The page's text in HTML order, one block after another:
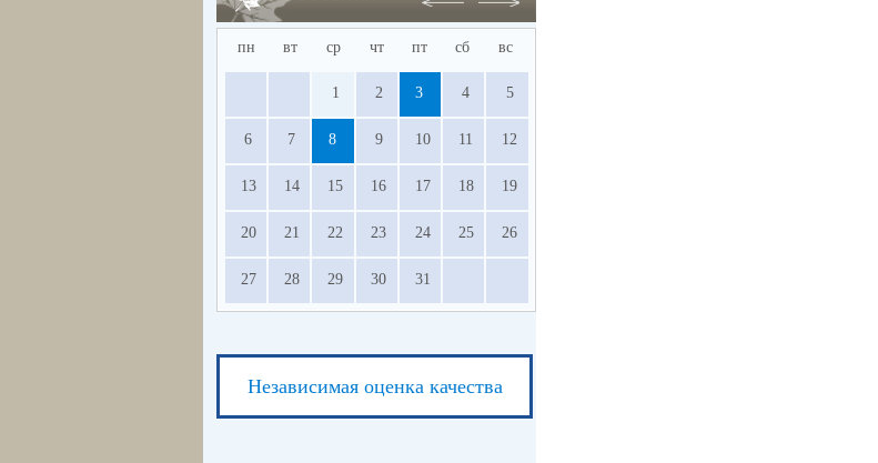
пн вт ср чт пт сб вс
1 2 3 4 5
6 7 8 9 10 11 12
13 14 15 16 17 18 19
20 21 22 23 24 25 26
27 28 29 30 31
Независимая оценка качества